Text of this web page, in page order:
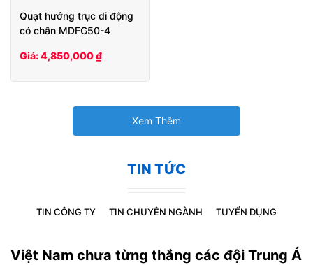
Quạt hướng trục di động
có chân MDFG50-4
Giá: 4,850,000 ₫
Xem Thêm
TIN TỨC
TIN CÔNG TY TIN CHUYÊN NGÀNH TUYỂN DỤNG
Việt Nam chưa từng thắng các đội Trung Á